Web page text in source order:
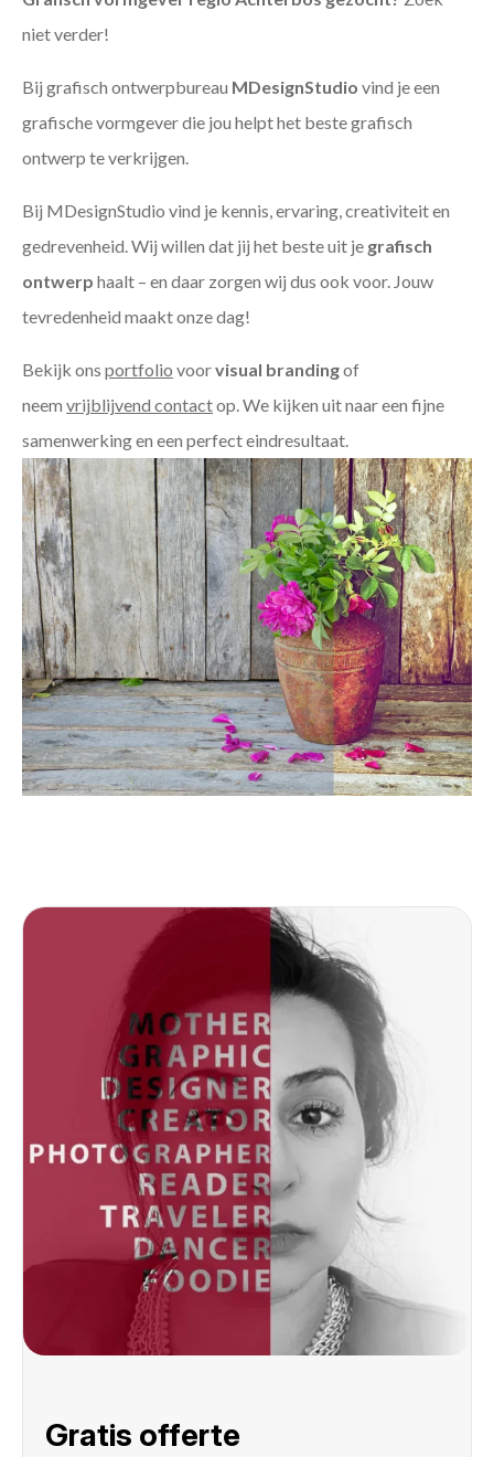
niet verder!
Bij grafisch ontwerpbureau MDesignStudio vind je een
grafische vormgever die jou helpt het beste grafisch
ontwerp te verkrijgen.
Bij MDesignStudio vind je kennis, ervaring, creativiteit en
gedrevenheid. Wij willen dat jij het beste uit je grafisch
ontwerp haalt – en daar zorgen wij dus ook voor. Jouw
tevredenheid maakt onze dag!
Bekijk ons portfolio voorvisual brandingof
neem vrijblijvend contactop. We kijken uit naar een fijne
samenwerking en een perfect eindresultaat.
Gratis offerte